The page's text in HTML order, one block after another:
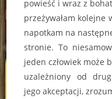
powieść i wraz z
przeżywałam kolejne
napotkam na
stronie. To
jeden człowiek może
uzależniony od
jego akceptacji,